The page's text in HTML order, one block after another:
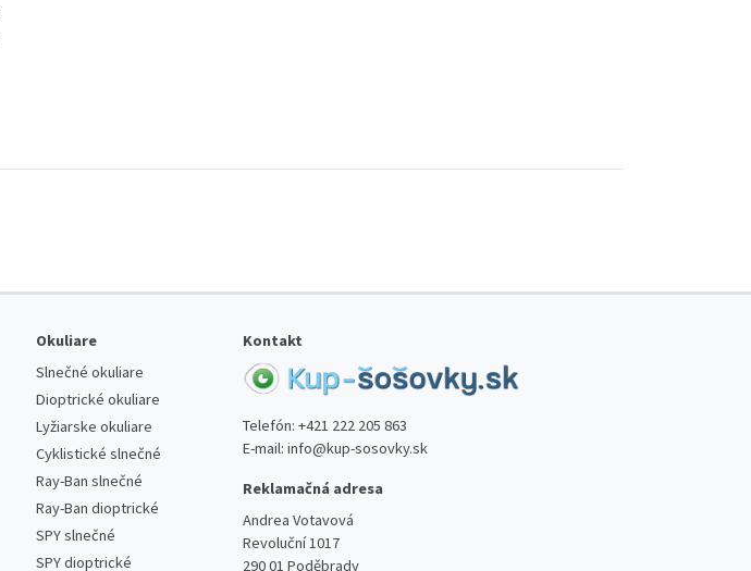
Okuliare
Slnečné okuliare
Dioptrické okuliare
Lyžiarske okuliare
Cyklistické slnečné
Ray-Ban slnečné
Ray-Ban dioptrické
SPY slnečné
SPY dioptrické
Kontakt
Telefón: +421 222 205 863
E-mail: info@kup-sosovky.sk
Reklamačná adresa
Andrea Votavová
Revoluční 1017
290 01 Poděbrady